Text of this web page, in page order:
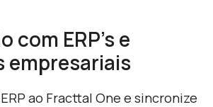
com ERP's e
empresariais
ao Fracttal One e sincronize